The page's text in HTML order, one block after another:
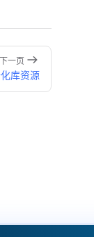
下一页
库资源